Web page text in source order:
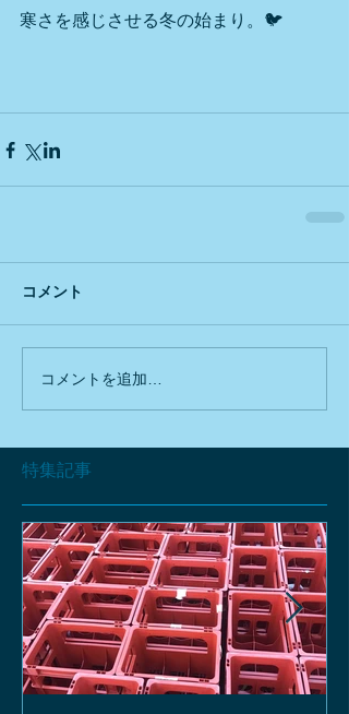
特集記事
寒さを感じさせる冬の始まり。🐦
コメント
コメントを追加…